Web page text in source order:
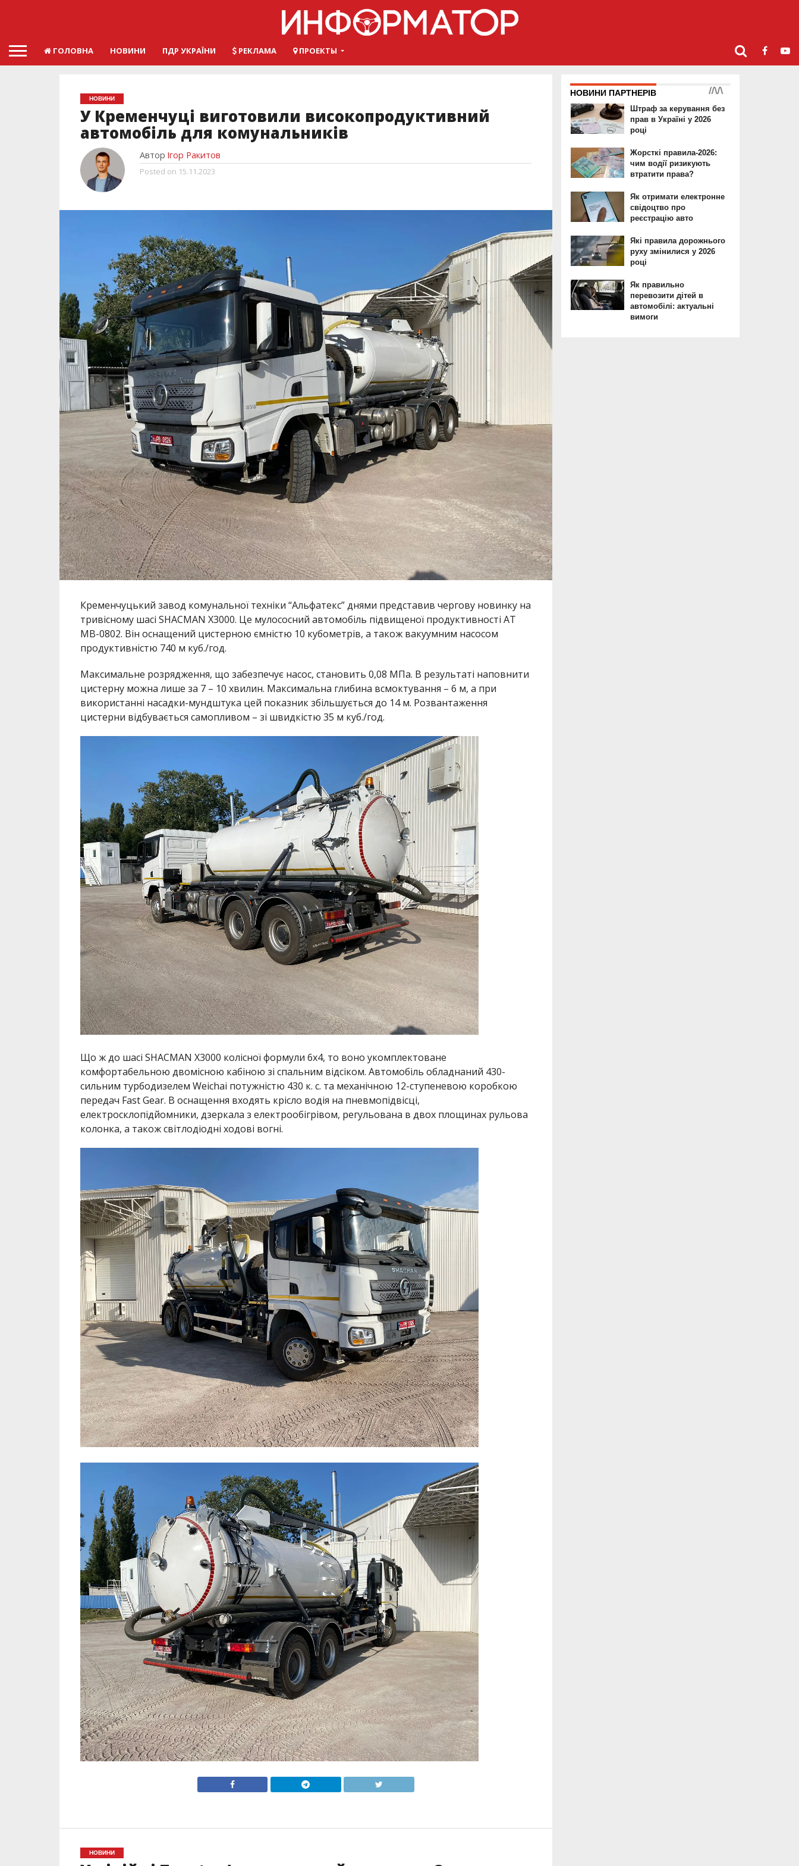
ГОЛОВНА НОВИНИ ПДР УКРАЇНИ РЕКЛАМА ПРОЕКТЫ
НОВИНИ
У Кременчуці виготовили високопродуктивний
автомобіль для комунальників
Автор Ігор Ракитов
Posted on 15.11.2023
Кременчуцький завод комунальної техніки “Альфатекс” днями представив чергову новинку на
тривісному шасі SHACMAN X3000. Це мулососний автомобіль підвищеної продуктивності АТ
MВ-0802. Він оснащений цистерною ємністю 10 кубометрів, а також вакуумним насосом
продуктивністю 740 м куб./год.
Максимальне розрядження, що забезпечує насос, становить 0,08 МПа. В результаті наповнити
цистерну можна лише за 7 – 10 хвилин. Максимальна глибина всмоктування – 6 м, а при
використанні насадки-мундштука цей показник збільшується до 14 м. Розвантаження
цистерни відбувається самопливом – зі швидкістю 35 м куб./год.
Що ж до шасі SHACMAN X3000 колісної формули 6х4, то воно укомплектоване
комфортабельною двомісною кабіною зі спальним відсіком. Автомобіль обладнаний 430-
сильним турбодизелем Weichai потужністю 430 к. с. та механічною 12-ступеневою коробкою
передач Fast Gear. В оснащення входять крісло водія на пневмопідвісці,
електросклопідйомники, дзеркала з електрообігрівом, регульована в двох площинах рульова
колонка, а також світлодіодні ходові вогні.
НОВИНИ